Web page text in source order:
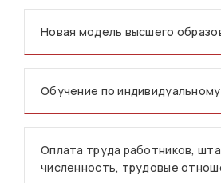
Новая модель высшего
Обучение по
Оплата труда работников,
численность, трудовые